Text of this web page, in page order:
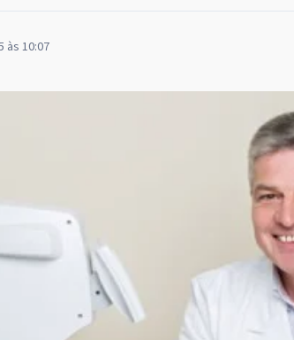
às 10:07